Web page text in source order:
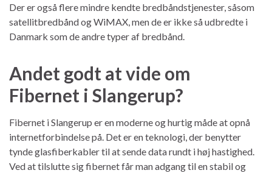
Der er også flere mindre kendte bredbåndstjenester, såsom
satellitbredbånd og WiMAX, men de er ikke så udbredte i
Danmark som de andre typer af bredbånd.
Andet godt at vide om
Fibernet i Slangerup?
Fibernet i Slangerup er en moderne og hurtig måde at opnå
internetforbindelse på. Det er en teknologi, der benytter
tynde glasfiberkabler til at sende data rundt i høj hastighed.
Ved at tilslutte sig fibernet får man adgang til en stabil og